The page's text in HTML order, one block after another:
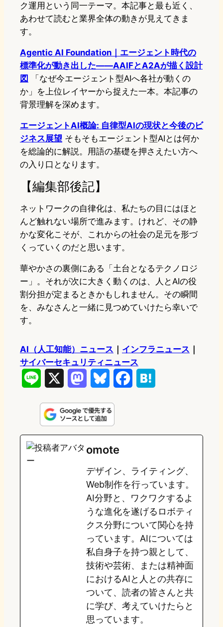
ク運用という同一テーマ。本記事と最も近く、
あわせて読むと業界全体の動きが見えてきま
す。
Agentic AI Foundation｜エージェント時代の
標準化が動き出した——AAIFとA2Aが描く設計
図
「なぜ今エージェント型AIへ各社が動くの
か」を上位レイヤーから捉えた一本。本記事の
背景理解を深めます。
エージェントAI概論: 自律型AIの現状と今後のビ
ジネス展望 そもそもエージェント型AIとは何か
を総論的に解説。用語の基礎を押さえたい方へ
の入り口となります。
【編集部後記】
ネットワークの自律化は、私たちの目にはほと
んど触れない場所で進みます。けれど、その静
かな変化こそが、これからの社会の足元を形づ
くっていくのだと思います。
華やかさの裏側にある「土台となるテクノロジ
ー」。それが次に大きく動くのは、人とAIの役
割分担が定まるときかもしれません。その瞬間
を、みなさんと一緒に見つめていけたら幸いで
す。
AI（人工知能）ニュース インフラニュース
サイバーセキュリティニュース
n
e
s
t
o
d
o
n
u
e
s
y
e
o
o
k
e
a
omote
デザイン、ライティング、
Web制作を行っています。
AI分野と、ワクワクするよ
うな進化を遂げるロボティ
クス分野について関心を持
っています。AIについては
私自身子を持つ親として、
技術や芸術、または精神面
におけるAIと人との共存に
ついて、読者の皆さんと共
に学び、考えていけたらと
思っています。